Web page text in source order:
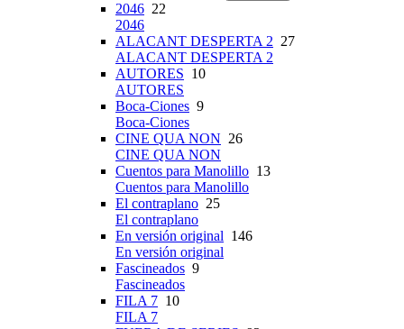
2046 22
2046
ALACANT DESPERTA 2 27
ALACANT DESPERTA 2
AUTORES 10
AUTORES
Boca-Ciones 9
Boca-Ciones
CINE QUA NON 26
CINE QUA NON
Cuentos para Manolillo 13
Cuentos para Manolillo
El contraplano 25
El contraplano
En versión original 146
En versión original
Fascineados 9
Fascineados
FILA 7 10
FILA 7